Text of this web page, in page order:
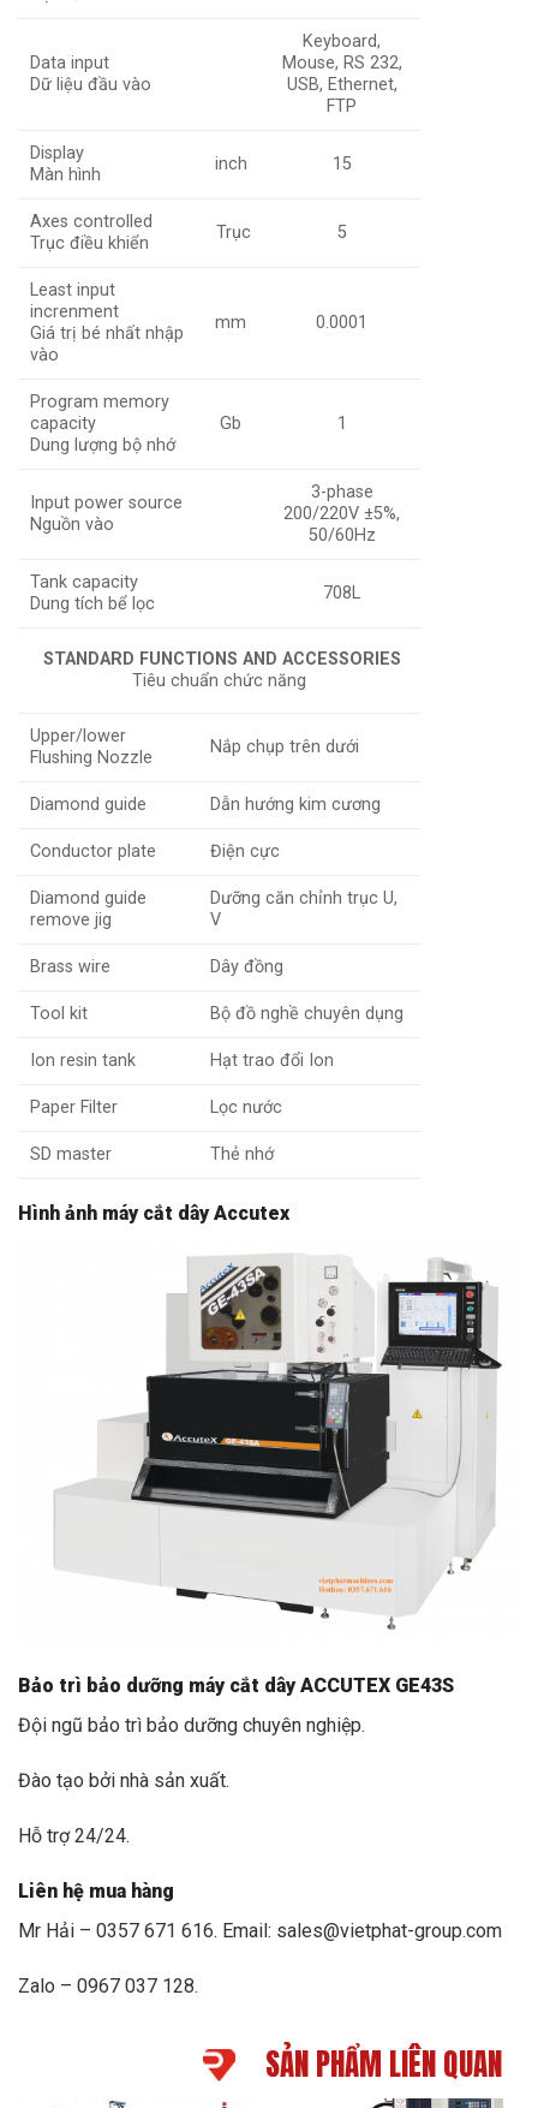
Data input
Dữ liệu đầu vào
Keyboard,
Mouse, RS 232,
USB, Ethernet,
FTP
Display
Màn hình
inch 15
Axes controlled
Trục điều khiển
Trục 5
Least input
increnment
Giá trị bé nhất nhập
vào
mm 0.0001
Program memory
capacity
Dung lượng bộ nhớ
Gb 1
Input power source
Nguồn vào
3-phase
200/220V ±5%,
50/60Hz
Tank capacity
Dung tích bể lọc
708L
STANDARD FUNCTIONS AND ACCESSORIES
Tiêu chuẩn chức năng
Upper/lower
Flushing Nozzle
Nắp chụp trên dưới
Diamond guide Dẫn hướng kim cương
Conductor plate Điện cực
Diamond guide
remove jig
Dưỡng căn chỉnh trục U,
V
Brass wire Dây đồng
Tool kit Bộ đồ nghề chuyên dụng
Ion resin tank Hạt trao đổi Ion
Paper Filter Lọc nước
SD master Thẻ nhớ
Hình ảnh máy cắt dây Accutex
Bảo trì bảo dưỡng máy cắt dây ACCUTEX GE43S
Đội ngũ bảo trì bảo dưỡng chuyên nghiệp.
Đào tạo bởi nhà sản xuất.
Hỗ trợ 24/24.
Liên hệ mua hàng
Mr Hải – 0357 671 616. Email: sales@vietphat-group.com
Zalo – 0967 037 128.
SẢN PHẨM LIÊN QUAN